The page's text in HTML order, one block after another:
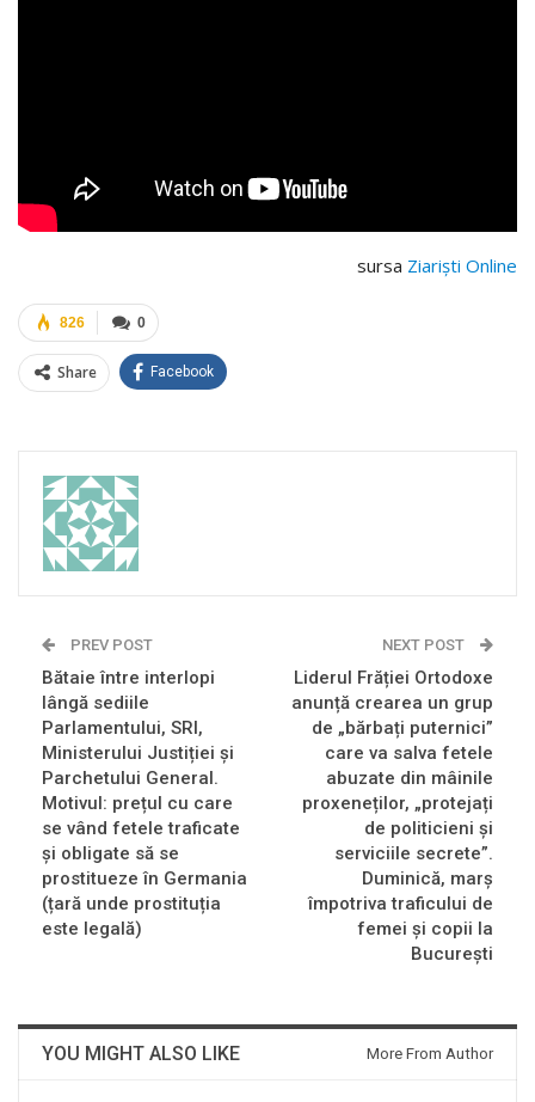
sursa Ziariști Online
0
826
Share Facebook
PREV POST
Bătaie între interlopi
lângă sediile
Parlamentului, SRI,
Ministerului Justiției și
Parchetului General.
Motivul: prețul cu care
se vând fetele traficate
și obligate să se
prostitueze în Germania
(țară unde prostituția
este legală)
NEXT POST
Liderul Frăției Ortodoxe
anunță crearea un grup
de „bărbați puternici”
care va salva fetele
abuzate din mâinile
proxeneților, „protejați
de politicieni și
serviciile secrete”.
Duminică, marș
împotriva traficului de
femei și copii la
București
YOU MIGHT ALSO LIKE More From Author